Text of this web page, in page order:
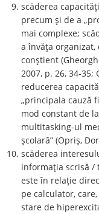
scăderea
precum și de a
mai complexe;
a învăța
conștient
2007, p. 26, 34-35;
reducerea
„principala cauză
mod constant de
multitasking-ul
şcolară” (Opriş,
scăderea
informația scrisă /
este în relație
pe calculator,
stare de